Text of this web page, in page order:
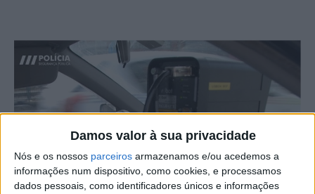
Damos valor à sua privacidade
Nós e os nossos parceiros armazenamos e/ou acedemos a
informações num dispositivo, como cookies, e processamos
dados pessoais, como identificadores únicos e informações